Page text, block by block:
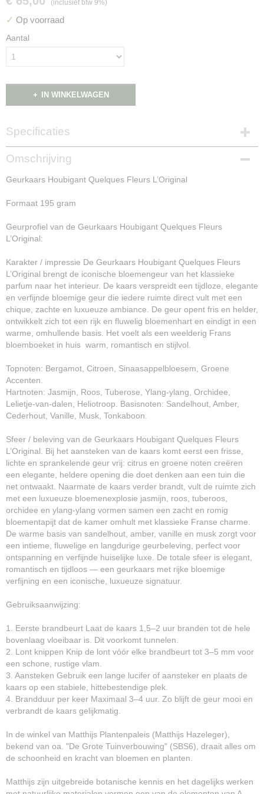
(inclusief btw 9%)
✓ Op voorraad
Aantal
IN WINKELWAGEN
Specificaties
Productcode
NG16036
Omschrijving
Geurkaars Houbigant Quelques Fleurs L’Original
Formaat 195 gram
Geurprofiel van de Geurkaars Houbigant Quelques Fleurs
L’Original:
Karakter / impressie De Geurkaars Houbigant Quelques Fleurs
L’Original brengt de iconische bloemengeur van het klassieke
parfum naar het interieur. De kaars verspreidt een tijdloze, elegante
en verfijnde bloemige geur die iedere ruimte direct vult met een
chique, zachte en luxueuze ambiance. De geur opent fris en helder,
ontwikkelt zich tot een rijk en fluwelig bloemenhart en eindigt in een
warme, omhullende basis. Het voelt als een weelderig Frans
bloemboeket in huis warm, romantisch en stijlvol.
Topnoten: Bergamot, Citroen, Sinaasappelbloesem, Groene
Accenten.
Hartnoten: Jasmijn, Roos, Tuberose, Ylang-ylang, Orchidee,
Lelietje-van-dalen, Heliotroop. Basisnoten: Sandelhout, Amber,
Cederhout, Vanille, Musk, Tonkaboon.
Sfeer / beleving van de Geurkaars Houbigant Quelques Fleurs
L’Original. Bij het aansteken van de kaars komt eerst een frisse,
lichte en sprankelende geur vrij: citrus en groene noten creëren
een elegante, heldere opening die doet denken aan een tuin die
net ontwaakt. Naarmate de kaars verder brandt, vult de ruimte zich
met een luxueuze bloemenexplosie jasmijn, roos, tuberoos,
orchidee en ylang-ylang vormen samen een zacht en romig
bloementapijt dat de kamer omhult met klassieke Franse charme.
De warme basis van sandelhout, amber, vanille en musk zorgt voor
een intieme, fluwelige en langdurige geurbeleving, perfect voor
ontspanning en verfijnde huiselijke luxe. De totale sfeer is elegant,
romantisch en tijdloos — een geurkaars met rijke bloemige
verfijning en een iconische, luxueuze signatuur.
Gebruiksaanwijzing:
1. Eerste brandbeurt Laat de kaars 1,5–2 uur branden tot de hele
bovenlaag vloeibaar is. Dit voorkomt tunnelen.
2. Lont knippen Knip de lont vóór elke brandbeurt tot 3–5 mm voor
een schone, rustige vlam.
3. Aansteken Gebruik een lange lucifer of aansteker en plaats de
kaars op een stabiele, hittebestendige plek.
4. Brandduur per keer Maximaal 3–4 uur. Zo blijft de geur mooi en
verbrandt de kaars gelijkmatig.
In de winkel van Matthijs Plantenpaleis (Matthijs Hazeleger),
bekend van oa. "De Grote Tuinverbouwing" (SBS6), draait alles om
de schoonheid en kracht van bloemen en planten.
Matthijs zijn uitgebreide botanische kennis en het dagelijks werken